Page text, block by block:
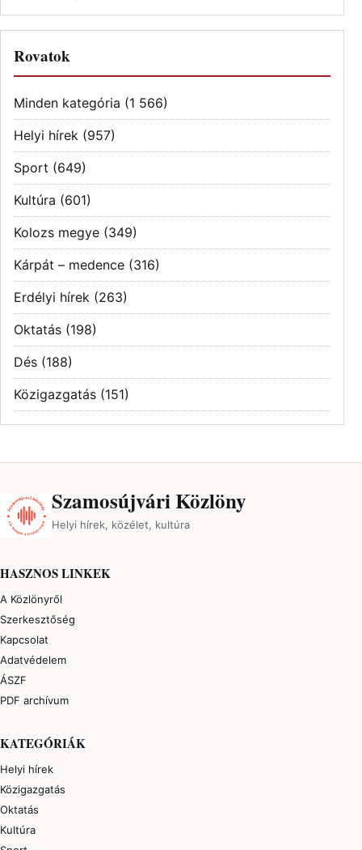
Rovatok
Minden kategória (1 566)
Helyi hírek (957)
Sport (649)
Kultúra (601)
Kolozs megye (349)
Kárpát – medence (316)
Erdélyi hírek (263)
Oktatás (198)
Dés (188)
Közigazgatás (151)
Szamosújvári Közlöny
Helyi hírek, közélet, kultúra
HASZNOS LINKEK
A Közlönyről
Szerkesztőség
Kapcsolat
Adatvédelem
ÁSZF
PDF archívum
KATEGÓRIÁK
Helyi hírek
Közigazgatás
Oktatás
Kultúra